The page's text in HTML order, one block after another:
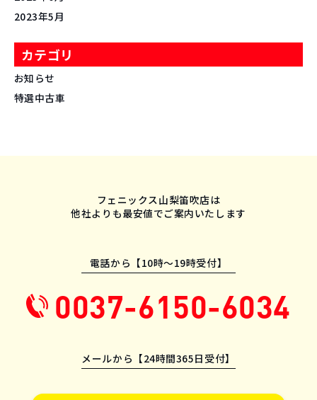
2023年5月
カテゴリ
お知らせ
特選中古車
フェニックス山梨笛吹店は
他社よりも最安値でご案内いたします
電話から【10時〜19時受付】
0037-6150-6034
メールから【24時間365日受付】